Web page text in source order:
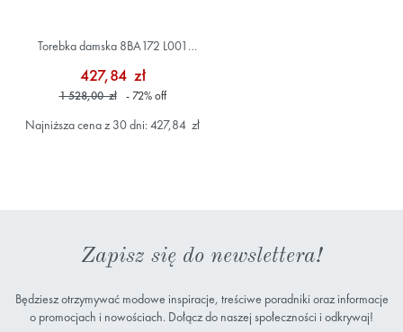
Torebka damska 8BA172 L001
427,84 zł
1 528,00 zł - 72%off
Najniższa cena z 30 dni: 427,84 zł
Zapisz się do newslettera!
Będziesz otrzymywać modowe inspiracje, treściwe poradniki oraz informacje
o promocjach i nowościach. Dołącz do naszej społeczności i odkrywaj!